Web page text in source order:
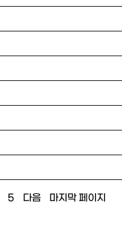
5 다음 마지막 페이지